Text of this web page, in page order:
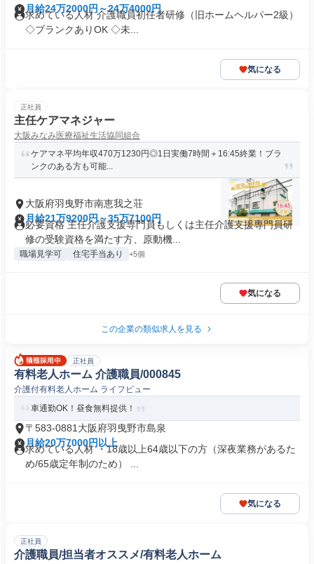
月給24万2000円～24万4000円
求めている人材 介護職員初任者研修（旧ホームヘルパー2級）
◇ブランクありOK ◇未...
気になる
正社員
主任ケアマネジャー
大阪みなみ医療福祉生活協同組合
ケアマネ平均年収470万1230円◎1日実働7時間＋16:45終業！ブラ
ンクのある方も可能...
大阪府羽曳野市南恵我之荘
月給21万9200円～35万7100円
必要資格 主任介護支援専門員もしくは主任介護支援専門員研
修の受験資格を満たす方、原動機...
職場見学可 住宅手当あり +5個
気になる
この企業の類似求人を見る
正社員
有料老人ホーム 介護職員/000845
介護付有料老人ホーム ライフビュー
車通勤OK！昼食無料提供！
〒583-0881大阪府羽曳野市島泉
月給20万7000円以上
求めている人材 ・18歳以上64歳以下の方（深夜業務があるた
め/65歳定年制のため） ...
気になる
正社員
介護職員/担当者オススメ/有料老人ホーム